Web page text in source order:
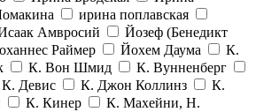
ирина поплавская
Амвросий
Йозеф (Бенедикт
Раймер Йохем Даума
К.
К. Вон Шмид
К. Вунненберг
К. Девис К. Джон Коллинз
К.
К. Кинер
К. Махейни, Н.